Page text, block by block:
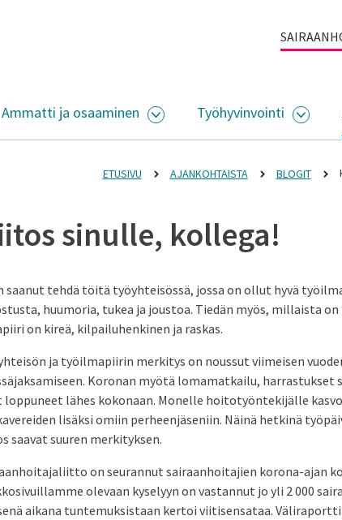
VALIKKO
Ammatti ja osaaminen
AVAA ALASIVUJEN VALIKKO
Työhyvinvointi
AVAA
ETUSIVU AJANKOHTAISTA BLOGIT
sinulle, kollega!
saanut tehdä töitä työyhteisössä, jossa on ollut hyvä
huumoria, tukea ja joustoa. Tiedän myös, millaista
on kireä, kilpailuhenkinen ja raskas.
ja työilmapiirin merkitys on noussut viimeisen
Koronan myötä lomamatkailu, harrastukset
loppuneet lähes kokonaan. Monelle hoitotyöntekijälle
lisäksi omiin perheenjäseniin. Näinä hetkinä
saavat suuren merkityksen.
on seurannut sairaanhoitajien korona-ajan
olevaan kyselyyn on vastannut jo yli 2 000
aikana tuntemuksistaan kertoi viitisensataa.